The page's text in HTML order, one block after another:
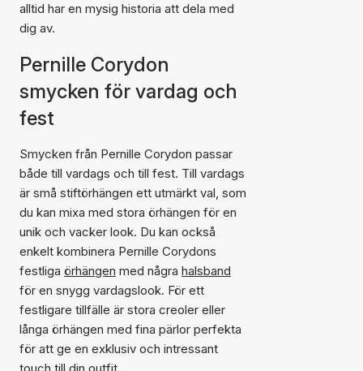
alltid har en mysig historia att dela med
dig av.
Pernille Corydon
smycken för vardag och
fest
Smycken från Pernille Corydon passar
både till vardags och till fest. Till vardags
är små stiftörhängen ett utmärkt val, som
du kan mixa med stora örhängen för en
unik och vacker look. Du kan också
enkelt kombinera Pernille Corydons
festliga örhängen med några halsband
för en snygg vardagslook. För ett
festligare tillfälle är stora creoler eller
långa örhängen med fina pärlor perfekta
för att ge en exklusiv och intressant